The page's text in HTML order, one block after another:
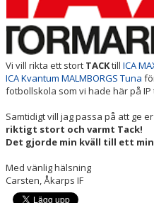
Vi vill rikta ett stort TACKtill ICA
ICA Kvantum MALMBORGS Tuna
fotbollskola som vi hade här på IP
Samtidigt vill jag passa på att ge er
riktigt stort och varmt Tack!
Det gjorde min kväll till ett
Med vänlig hälsning
Carsten, Åkarps IF